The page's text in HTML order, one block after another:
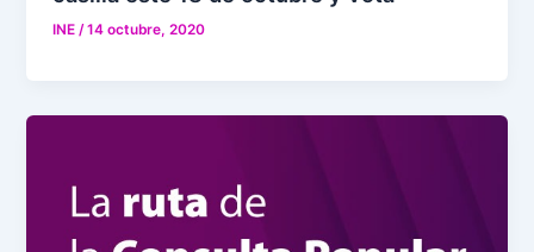
INE/14 octubre, 2020